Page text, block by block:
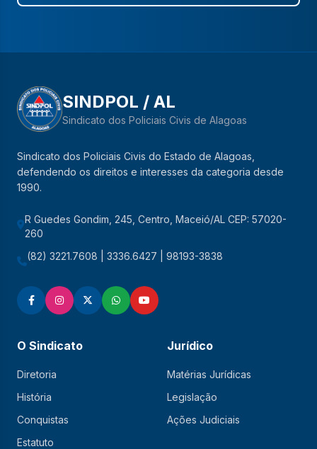
SINDPOL / AL
Sindicato dos Policiais Civis de Alagoas
Sindicato dos Policiais Civis do Estado de Alagoas,
defendendo os direitos e interesses da categoria desde
1990.
R Guedes Gondim, 245, Centro, Maceió/AL CEP: 57020-
260
(82) 3221.7608 | 3336.6427 | 98193-3838
O Sindicato
Diretoria
História
Conquistas
Estatuto
Jurídico
Matérias Jurídicas
Legislação
Ações Judiciais